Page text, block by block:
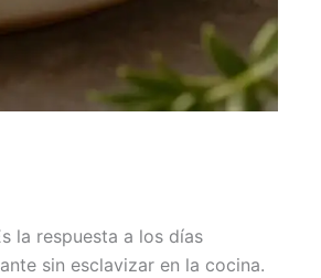
la respuesta a los días
sin esclavizar en la cocina.